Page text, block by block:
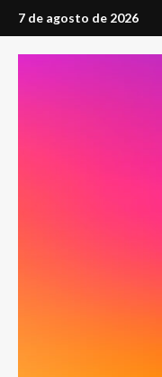
Saltar
al
contenido
7 de agosto de 2026